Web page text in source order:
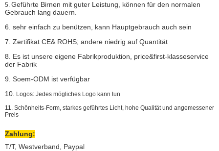
5. Geführte Birnen mit guter Leistung, können für den normalen
Gebrauch lang dauern.
6. sehr einfach zu benützen, kann Hauptgebrauch auch sein
7. Zertifikat CE& ROHS; andere niedrig auf Quantität
8. Es ist unsere eigene Fabrikproduktion, price&first-klasseservice
der Fabrik
9. Soem-ODM ist verfügbar
10.
Logos: Jedes mögliches Logo kann tun
11. Schönheits-Form, starkes geführtes Licht, hohe Qualität und angemessener
Preis
Zahlung:
T/T, Westverband, Paypal